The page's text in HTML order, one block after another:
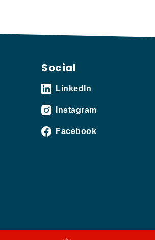
Social
LinkedIn
Instagram
Facebook